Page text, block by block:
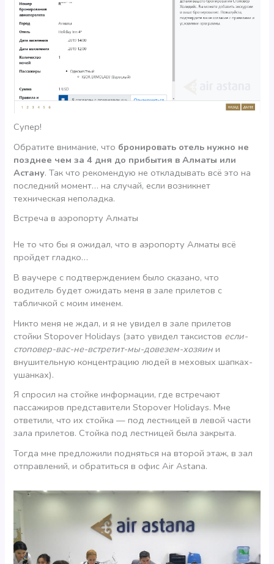
Супер!
Обратите внимание, что бронировать отель нужно не
позднее чем за 4 дня до прибытия в Алматы или
Астану. Так что рекомендую не откладывать всё это на
последний момент… на случай, если возникнет
техническая неполадка.
Встреча в аэропорту Алматы
Не то что бы я ожидал, что в аэропорту Алматы всё
пройдет гладко…
В ваучере с подтверждением было сказано, что
водитель будет ожидать меня в зале прилетов с
табличкой с моим именем.
Никто меня не ждал, и я не увидел в зале прилетов
стойки Stopover Holidays (зато увидел таксистов если-
стоповер-вас-не-встретит-мы-довезем-хозяин и
внушительную концентрацию людей в меховых шапках-
ушанках).
Я спросил на стойке информации, где встречают
пассажиров представители Stopover Holidays. Мне
ответили, что их стойка — под лестницей в левой части
зала прилетов. Стойка под лестницей была закрыта.
Тогда мне предложили подняться на второй этаж, в зал
отправлений, и обратиться в офис Air Astana.